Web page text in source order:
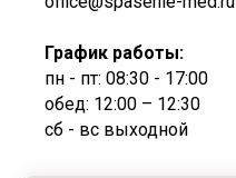
График работы:
пн - пт: 08:30 - 17:00
обед: 12:00 – 12:30
сб - вс выходной